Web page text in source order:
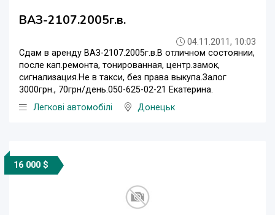
ВАЗ-2107.2005г.в.
04.11.2011, 10:03
Сдам в аренду ВАЗ-2107.2005г.в.В отличном состоянии,
после кап.ремонта, тонированная, центр.замок,
сигнализация.Не в такси, без права выкупа.Залог
3000грн., 70грн/день.050-625-02-21 Екатерина.
Легкові автомобілі
Донецьк
16 000 $